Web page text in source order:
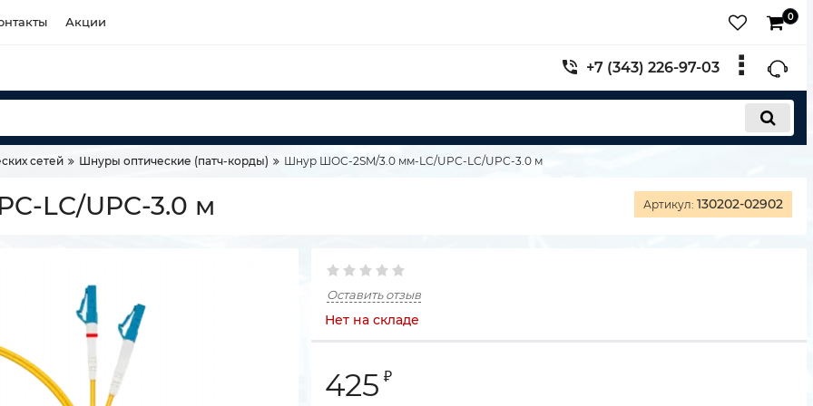
Акции 0
+7 (343) 226-97-03
сетей Шнуры оптические (патч-корды) Шнур ШОС-2SM/3.0 мм-LC/UPC-LC/UPC-3.0 м
LC/UPC-3.0 м Артикул: 130202-02902
Оставить отзыв
Нет на складе
425 ₽